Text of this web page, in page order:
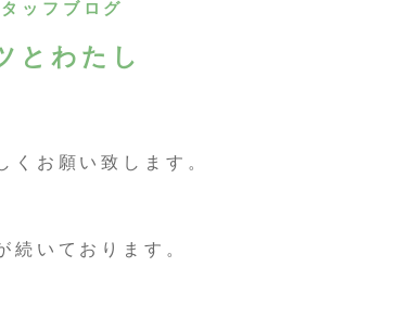
ッフブログ
とわたし
お願い致します。
いております。